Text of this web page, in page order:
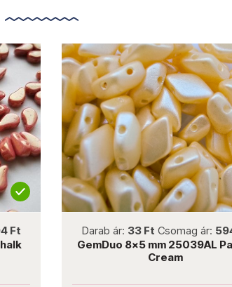
Darab ár:33 Ft Csomag ár:594 Ft
GemDuo 8x5 mm 25039AL Pastel
Cream